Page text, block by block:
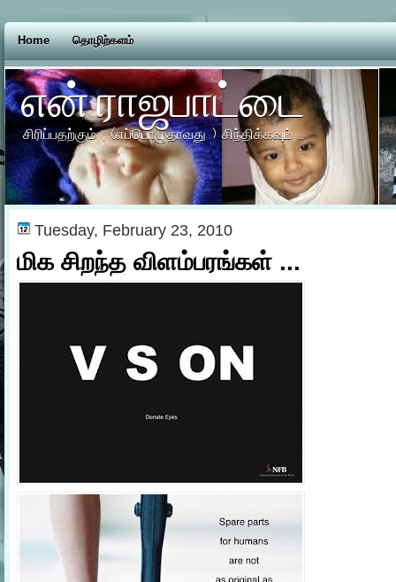
Home தொழிற்களம்
என் ராஜபாட்டை
சிரிப்பதற்கும் , (எப்பொழுதாவது ) சிந்திக்கவும் ...
Tuesday, February 23, 2010
மிக சிறந்த விளம்பரங்கள் ...